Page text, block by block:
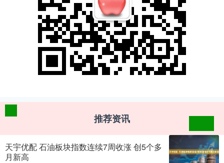
推荐资讯
天宇优配 石油板块指数连续7周收涨 创5个多
月新高